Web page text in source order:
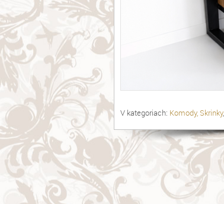
V kategoriach: Komody, Skrinky,